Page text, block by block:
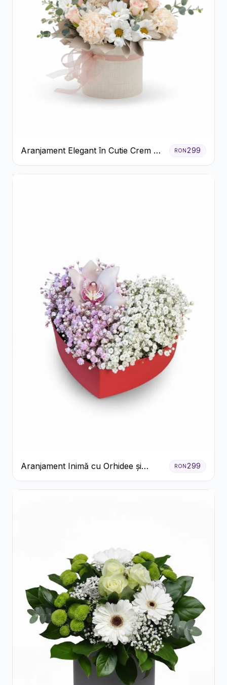
Aranjament Elegant în Cutie Crem cu
Crizanteme și Trandafiri
RON299
Aranjament Inimă cu Orhidee și
Floarea Miresei
RON299